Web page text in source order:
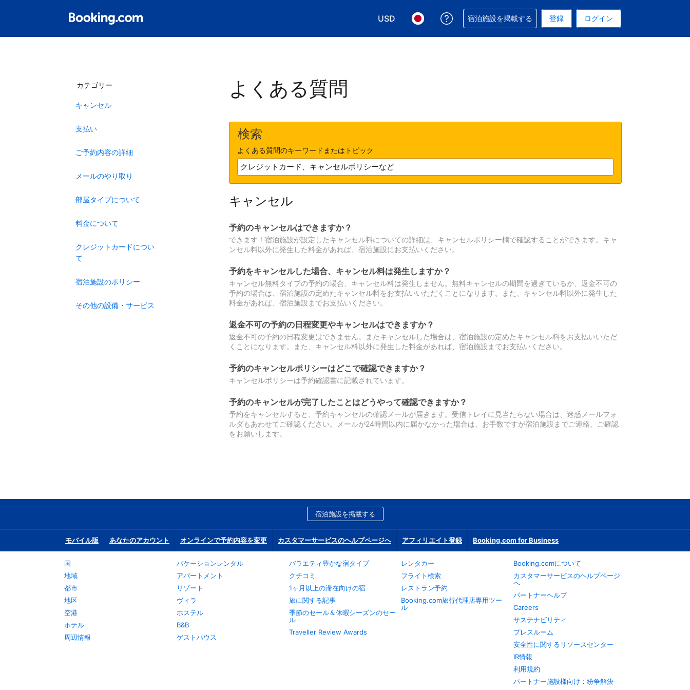
USD
表示通貨を選択. 現在選択中の表示通貨はUSドルです
言語を選択. 現在選択中の言語は日本語です
予約に関するサポートを受けられます
宿泊施設を掲載する 登録 ログイン
カテゴリー
キャンセル
支払い
ご予約内容の詳細
メールのやり取り
部屋タイプについて
料金について
クレジットカードについ
て
宿泊施設のポリシー
その他の設備・サービス
よくある質問
検索
よくある質問のキーワードまたはトピック
キャンセル
予約のキャンセルはできますか？
できます！宿泊施設が設定したキャンセル料についての詳細は、キャンセルポリシー欄で確認することができます。キャ
ンセル料以外に発生した料金があれば、宿泊施設にお支払いください。
予約をキャンセルした場合、キャンセル料は発生しますか？
キャンセル無料タイプの予約の場合、キャンセル料は発生しません。無料キャンセルの期間を過ぎているか、返金不可の
予約の場合は、宿泊施設の定めたキャンセル料をお支払いいただくことになります。また、キャンセル料以外に発生した
料金があれば、宿泊施設までお支払いください。
返金不可の予約の日程変更やキャンセルはできますか？
返金不可の予約の日程変更はできません。またキャンセルした場合は、宿泊施設の定めたキャンセル料をお支払いいただ
くことになります。また、キャンセル料以外に発生した料金があれば、宿泊施設までお支払いください。
予約のキャンセルポリシーはどこで確認できますか？
キャンセルポリシーは予約確認書に記載されています。
予約のキャンセルが完了したことはどうやって確認できますか？
予約をキャンセルすると、予約キャンセルの確認メールが届きます。受信トレイに見当たらない場合は、迷惑メールフォ
ルダもあわせてご確認ください。メールが24時間以内に届かなかった場合は、お手数ですが宿泊施設までご連絡、ご確認
をお願いします。
宿泊施設を掲載する
モバイル版 あなたのアカウント オンラインで予約内容を変更 カスタマーサービスのヘルプページへ アフィリエイト登録 Booking.com for Business
国
地域
都市
地区
空港
ホテル
周辺情報
バケーションレンタル
アパートメント
リゾート
ヴィラ
ホステル
B&B
ゲストハウス
バラエティ豊かな宿タイプ
クチコミ
1ヶ月以上の滞在向けの宿
旅に関する記事
季節のセール＆休暇シーズンのセー
ル
Traveller Review Awards
レンタカー
フライト検索
レストラン予約
Booking.com旅行代理店専用ツー
ル
Booking.comについて
カスタマーサービスのヘルプページ
へ
パートナーヘルプ
Careers
サステナビリティ
プレスルーム
安全性に関するリソースセンター
IR情報
利用規約
パートナー施設様向け：紛争解決